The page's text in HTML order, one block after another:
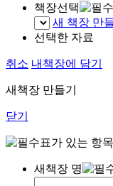
책장선택
새 책장 만
선택한 자료
취소 내책장에 담기
새책장 만들기
닫기
표가 있는 항
새책장 명